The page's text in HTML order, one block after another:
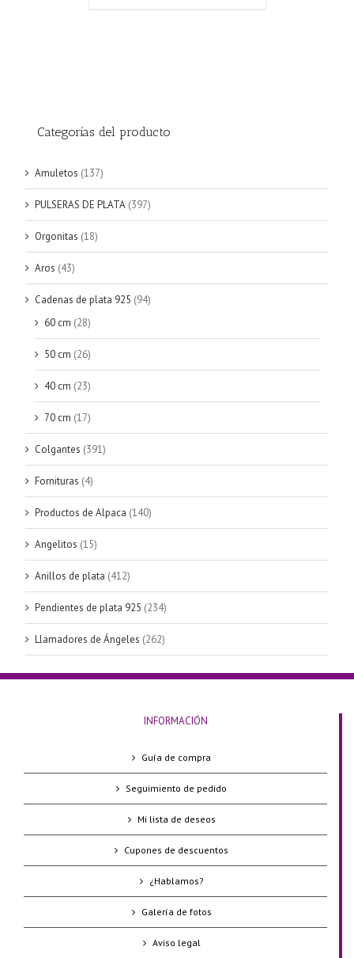
Categorías del producto
Amuletos (137)
PULSERAS DE PLATA (397)
Orgonitas (18)
Aros (43)
Cadenas de plata 925 (94)
60 cm (28)
50 cm (26)
40 cm (23)
70 cm (17)
Colgantes (391)
Fornituras (4)
Productos de Alpaca (140)
Angelitos (15)
Anillos de plata (412)
Pendientes de plata 925 (234)
Llamadores de Ángeles (262)
INFORMACIÓN
Guía de compra
Seguimiento de pedido
Mi lista de deseos
Cupones de descuentos
¿Hablamos?
Galería de fotos
Aviso legal